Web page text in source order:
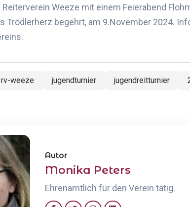
Weeze mit einem Feierabend
Trödlerherz begehrt, am 9.November 2024.
rv-weeze jugendturnier jugendreitturnier
Autor
Monika Peters
Ehrenamtlich für den Verein tätig.